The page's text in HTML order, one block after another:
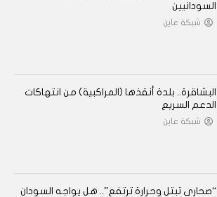
السودانيين
شبكة عاين
البشاقرة.. بلدة أنقذها (المراكبية) من انتهاكات
الدعم السريع
شبكة عاين
“صحارى تبتل وحرارة ترتفع”.. هل يواجه السودان